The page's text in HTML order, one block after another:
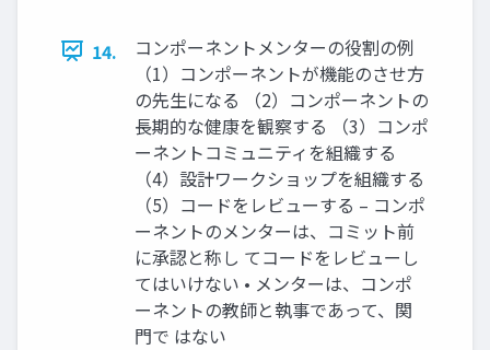
14.
コンポーネントメンターの役割の例
（1）コンポーネントが機能のさせ方
の先生になる （2）コンポーネントの
長期的な健康を観察する （3）コンポ
ーネントコミュニティを組織する
（4）設計ワークショップを組織する
（5）コードをレビューする – コンポ
ーネントのメンターは、コミット前
に承認と称し てコードをレビューし
てはいけない • メンターは、コンポ
ーネントの教師と執事であって、関
門で はない